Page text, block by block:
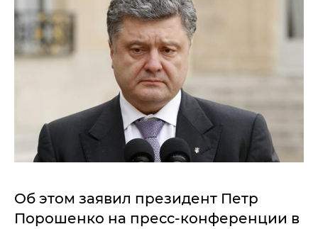
Об этом заявил президент Петр
Порошенко на пресс-конференции в